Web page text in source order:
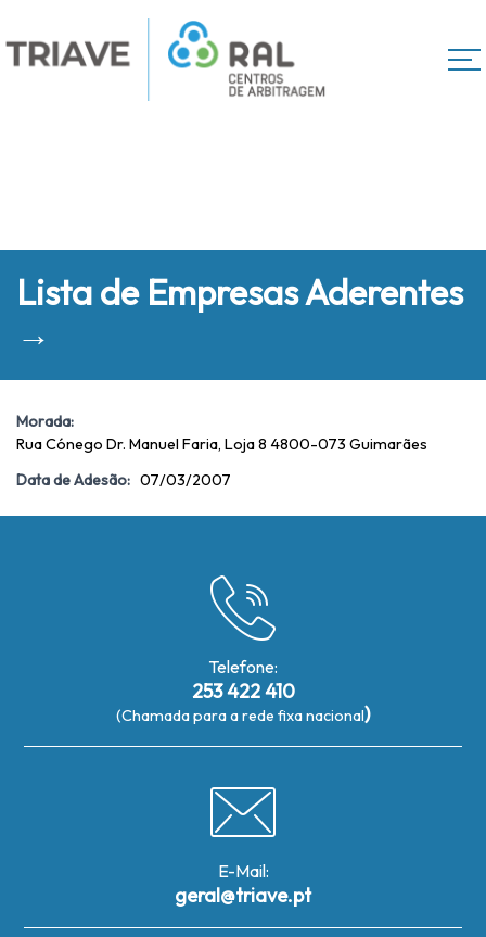
Lista de Empresas Aderentes
→
Morada:
Rua Cónego Dr. Manuel Faria, Loja 8 4800-073 Guimarães
Data de Adesão: 07/03/2007
Telefone:
253 422 410
(Chamada para a rede fixa nacional)
E-Mail:
geral@triave.pt